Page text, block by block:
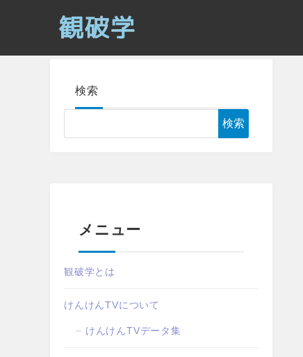
検索
検索
メニュー
観破学とは
けんけんTVについて
けんけんTVデータ集